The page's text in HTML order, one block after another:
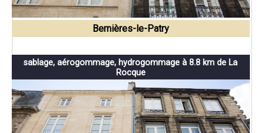
Bernières-le-Patry
sablage, aérogommage, hydrogommage à 8.8 km de La
Rocque